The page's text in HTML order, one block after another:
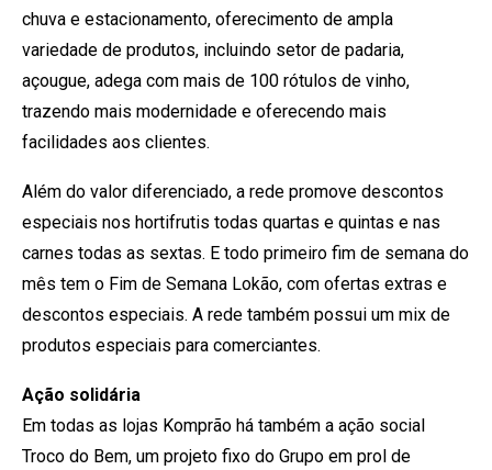
chuva e estacionamento, oferecimento de ampla
variedade de produtos, incluindo setor de padaria,
açougue, adega com mais de 100 rótulos de vinho,
trazendo mais modernidade e oferecendo mais
facilidades aos clientes.
Além do valor diferenciado, a rede promove descontos
especiais nos hortifrutis todas quartas e quintas e nas
carnes todas as sextas. E todo primeiro fim de semana do
mês tem o Fim de Semana Lokão, com ofertas extras e
descontos especiais. A rede também possui um mix de
produtos especiais para comerciantes.
Ação solidária
Em todas as lojas Komprão há também a ação social
Troco do Bem, um projeto fixo do Grupo em prol de